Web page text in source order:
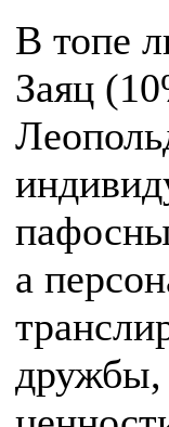
В топе
Заяц
а
дружбы,